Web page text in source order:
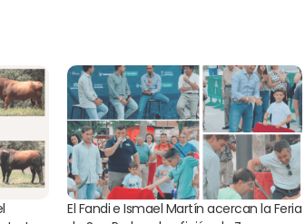
El Fandi e Ismael Martín acercan la Feria